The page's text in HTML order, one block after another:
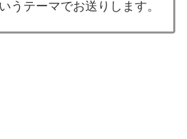
うテーマでお送りします。